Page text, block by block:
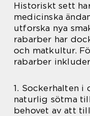
Historiskt sett
medicinska
utforska nya
rabarber har
och matkultur.
rabarber
1. Sockerhalten i
naturlig sötma
behovet av att